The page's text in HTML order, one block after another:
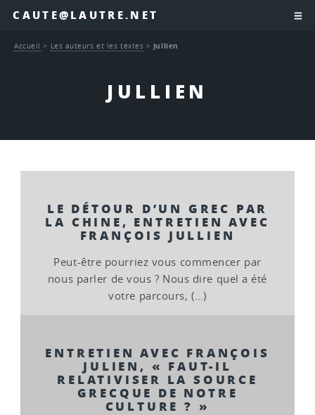
CAUTE@LAUTRE.NET
JULLIEN
Accueil > Les auteurs et les textes > Jullien
LE DÉTOUR D’UN GREC PAR
LA CHINE, ENTRETIEN AVEC
FRANÇOIS JULLIEN
Peut-être pourriez vous commencer par
nous parler de vous ? Nous dire quel a été
votre parcours, (…)
ENTRETIEN AVEC FRANÇOIS
JULIEN, « FAUT-IL
RELATIVISER LA SOURCE
GRECQUE DE NOTRE
CULTURE ? »